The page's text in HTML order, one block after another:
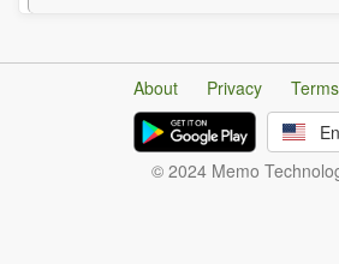
About Privacy Terms
© 2024 Memo